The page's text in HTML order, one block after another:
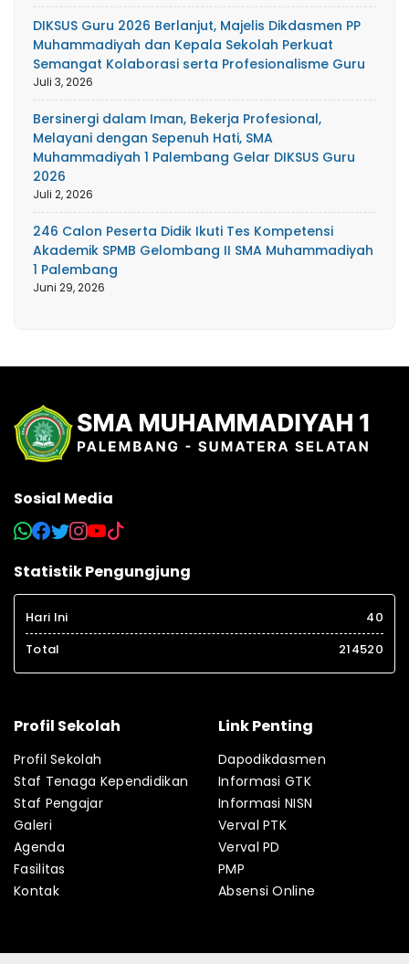
DIKSUS Guru 2026 Berlanjut, Majelis Dikdasmen PP
Muhammadiyah dan Kepala Sekolah Perkuat
Semangat Kolaborasi serta Profesionalisme Guru
Juli 3, 2026
Bersinergi dalam Iman, Bekerja Profesional,
Melayani dengan Sepenuh Hati, SMA
Muhammadiyah 1 Palembang Gelar DIKSUS Guru
2026
Juli 2, 2026
246 Calon Peserta Didik Ikuti Tes Kompetensi
Akademik SPMB Gelombang II SMA Muhammadiyah
1 Palembang
Juni 29, 2026
Sosial Media
Statistik Pengungjung
Hari Ini
40
Total
214520
Profil Sekolah
Profil Sekolah
Staf Tenaga Kependidikan
Staf Pengajar
Galeri
Agenda
Fasilitas
Kontak
Link Penting
Dapodikdasmen
Informasi GTK
Informasi NISN
Verval PTK
Verval PD
PMP
Absensi Online